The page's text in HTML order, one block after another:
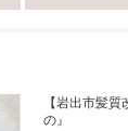
【岩出市髪
の』